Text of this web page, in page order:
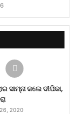
ସାମ୍ନା କଲେ ଦୀପିକା,
2020